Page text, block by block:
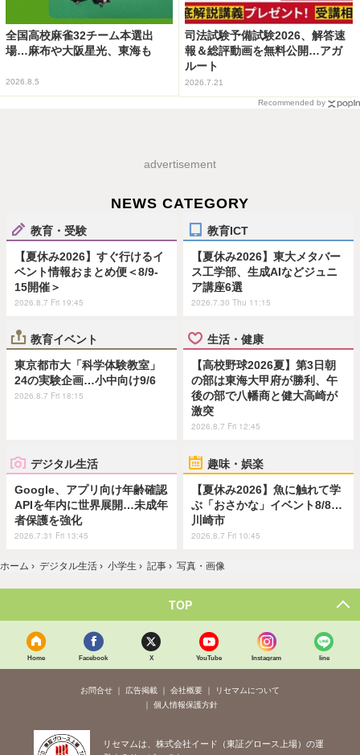
全国高校麻雀32チーム本選出
場…麻布や大阪星光、東海も
2026.8.5
司法試験予備試験2026、解答速
報＆総評動画を無料公開…アガ
ルート
2026.7.21
Recommended by
advertisement
NEWS CATEGORY
教育・受験
【夏休み2026】すぐ行けるイ
ベント情報おまとめ便＜8/9-
15開催＞
2026.8.7 Fri 19:45
教育ICT
【夏休み2026】東大メタバー
ス工学部、生成AIなどジュニ
ア講座6選
2026.7.30 Thu 11:15
教育イベント
東京都市大「科学体験教室」
24の実験企画…小中向け9/6
2026.8.7 Fri 18:15
生活・健康
【高校野球2026夏】第3日朝
の部は東海大甲府が勝利、午
後の部で八幡商と健大高崎が
激突
2026.8.7 Fri 12:45
デジタル生活
Google、アプリ向け年齢確認
APIを年内に世界展開…未成年
者保護を強化
2026.7.31 Fri 13:45
趣味・娯楽
【夏休み2026】魚に触れて学
ぶ「おさかな」イベント8/8…
川崎市
2026.8.7 Fri 10:45
ホーム › デジタル生活 › 小学生 › 記事 › 写真・画像
TOP
Home Facebook X YouTube Instagram line
お問合せ 広告掲載 会社概要
リセマムについて
個人情報保護方針
リセマムは、株式会社イード（東証グロース上場）の運